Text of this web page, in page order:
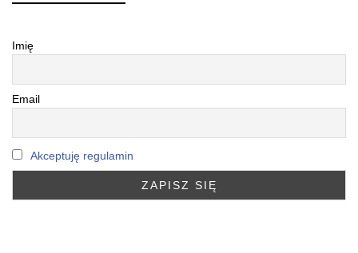
Imię
Email
Akceptuję regulamin